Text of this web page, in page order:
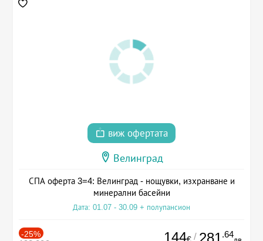
виж офертата
Велинград
СПА оферта 3=4: Велинград - нощувки, изхранване и
минерални басейни
Дата: 01.07 - 30.09 + полупансион
-25% 144 / 281 .64